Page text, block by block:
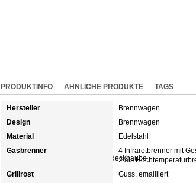
PRODUKTINFO ÄHNLICHE PRODUKTE TAGS
Hersteller
Brennwagen
Design
Brennwagen
Material
Edelstahl
Gasbrenner
4 Infrarotbrenner mit
2 als
Grillrost
Guss, emailliert